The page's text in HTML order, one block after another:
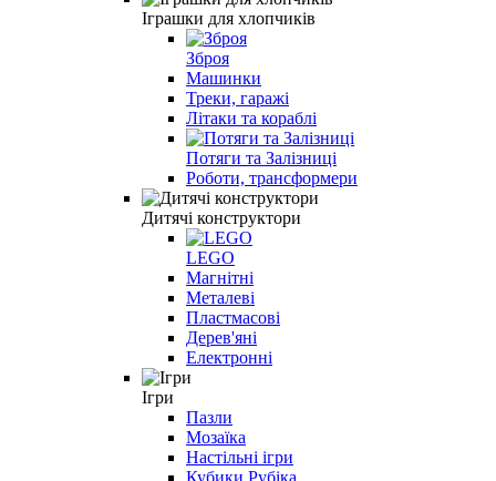
Іграшки для хлопчиків
Зброя
Машинки
Треки, гаражі
Літаки та кораблі
Потяги та Залізниці
Роботи, трансформери
Дитячі конструктори
LEGO
Магнітні
Металеві
Пластмасові
Дерев'яні
Електронні
Ігри
Пазли
Мозаїка
Настільні ігри
Кубики Рубіка